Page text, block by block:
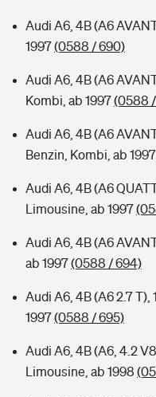
Audi A6, 4B (A6
1997(0588 / 690)
Audi A6, 4B (A6
Kombi, ab 1997(0588 /
Audi A6, 4B (A6
Benzin, Kombi, ab 1997
Audi A6, 4B (A6
Limousine, ab 1997
Audi A6, 4B (A6
ab 1997(0588 / 694)
Audi A6, 4B (A6 2.7 T),
1997(0588 / 695)
Audi A6, 4B (A6, 4.2
Limousine, ab 1998